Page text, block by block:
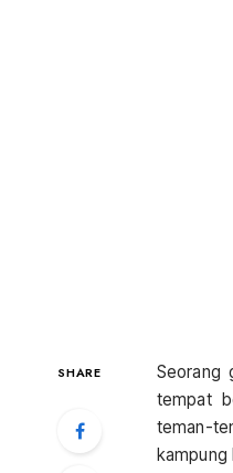
SHARE
Seorang
tempat
teman-
kampung